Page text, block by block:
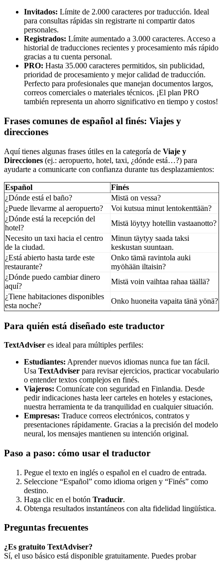
Invitados: Límite de 2.000 caracteres por traducción. Ideal
para consultas rápidas sin registrarte ni compartir datos
personales.
Registrados: Límite aumentado a 3.000 caracteres. Acceso a
historial de traducciones recientes y procesamiento más rápido
gracias a tu cuenta personal.
PRO: Hasta 35.000 caracteres permitidos, sin publicidad,
prioridad de procesamiento y mejor calidad de traducción.
Perfecto para profesionales que manejan documentos largos,
correos comerciales o materiales técnicos. ¡El plan PRO
también representa un ahorro significativo en tiempo y costos!
Frases comunes de español al finés: Viajes y
direcciones
Aquí tienes algunas frases útiles en la categoría de Viaje y
Direcciones (ej.: aeropuerto, hotel, taxi, ¿dónde está…?) para
ayudarte a comunicarte con confianza durante tus desplazamientos:
Español
Finés
¿Dónde está el baño?
Mistä on vessa?
¿Puede llevarme al aeropuerto?
Voi kutsua minut lentokenttään?
¿Dónde está la recepción del
hotel?
Mistä löytyy hotellin vastaanotto?
Necesito un taxi hacia el centro
de la ciudad.
Minun täytyy saada taksi
keskustan suuntaan.
¿Está abierto hasta tarde este
restaurante?
Onko tämä ravintola auki
myöhään iltaisin?
¿Dónde puedo cambiar dinero
aquí?
Mistä voin vaihtaa rahaa täällä?
¿Tiene habitaciones disponibles
esta noche?
Onko huoneita vapaita tänä yönä?
Para quién está diseñado este traductor
TextAdviser es ideal para múltiples perfiles:
Estudiantes: Aprender nuevos idiomas nunca fue tan fácil.
Usa TextAdviser para revisar ejercicios, practicar vocabulario
o entender textos complejos en finés.
Viajeros: Comunícate con seguridad en Finlandia. Desde
pedir indicaciones hasta leer carteles en hoteles y estaciones,
nuestra herramienta te da tranquilidad en cualquier situación.
Empresas: Traduce correos electrónicos, contratos y
presentaciones rápidamente. Gracias a la precisión del modelo
neural, los mensajes mantienen su intención original.
Paso a paso: cómo usar el traductor
Pegue el texto en inglés o español en el cuadro de entrada.
Seleccione “Español” como idioma origen y “Finés” como
destino.
Haga clic en el botón Traducir.
Obtenga resultados instantáneos con alta fidelidad lingüística.
Preguntas frecuentes
¿Es gratuito TextAdviser?
Sí, el uso básico está disponible gratuitamente. Puedes probar